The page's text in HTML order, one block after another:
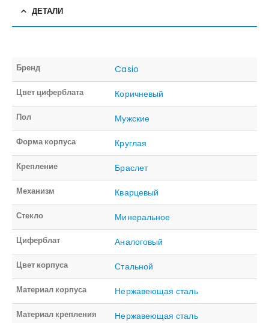
ДЕТАЛИ
Бренд Casio
Цвет циферблата Коричневый
Пол Мужские
Форма корпуса Круглая
Крепление Браслет
Механизм Кварцевый
Стекло Минеральное
Циферблат Аналоговый
Цвет корпуса Стальной
Материал корпуса Нержавеющая сталь
Материал крепления Нержавеющая сталь